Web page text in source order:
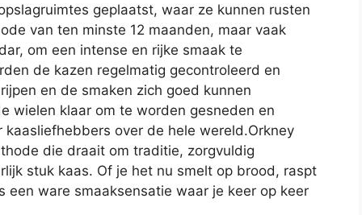
geplaatst, waar ze kunnen rusten
van ten minste 12 maanden, maar vaak
om een intense en rijke smaak te
de kazen regelmatig gecontroleerd en
en de smaken zich goed kunnen
wielen klaar om te worden gesneden en
over de hele wereld.Orkney
die draait om traditie, zorgvuldig
stuk kaas. Of je het nu smelt op brood, raspt
ware smaaksensatie waar je keer op keer